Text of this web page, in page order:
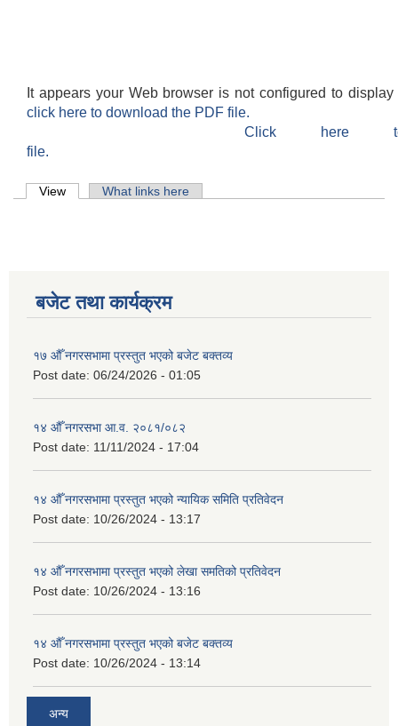
It appears your Web browser is not configured to
click here to download the PDF file.
Click here
file.
Primary tabs
View (active tab)What links here
बजेट तथा कार्यक्रम
१७ औँ नगरसभामा प्रस्तुत भएको बजेट बक्तव्य
Post date: 06/24/2026 - 01:05
१४ औँ नगरसभा आ.व. २०८१/०८२
Post date: 11/11/2024 - 17:04
१४ औँ नगरसभामा प्रस्तुत भएको न्यायिक समिति प्रतिवेदन
Post date: 10/26/2024 - 13:17
१४ औँ नगरसभामा प्रस्तुत भएको लेखा समतिको प्रतिवेदन
Post date: 10/26/2024 - 13:16
१४ औँ नगरसभामा प्रस्तुत भएको बजेट बक्तव्य
Post date: 10/26/2024 - 13:14
अन्य